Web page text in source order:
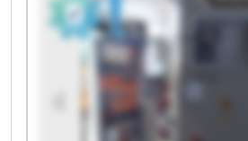
Maschinen-Service GmbH SK
GmbH SK Maschinen-Service
Maschinen-Service GmbH SK
GmbH SK Maschinen-Service
Maschinen-Service GmbH SK
GmbH SK Maschinen-Service
Maschinen-Service GmbH SK